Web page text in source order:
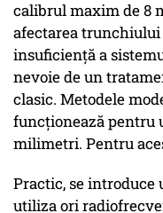
calibrul maxim de 8
afectarea
insuficiență a
nevoie de un
clasic. Metodele
funcționează pentru
milimetri. Pentru
Practic, se introduce
utiliza ori